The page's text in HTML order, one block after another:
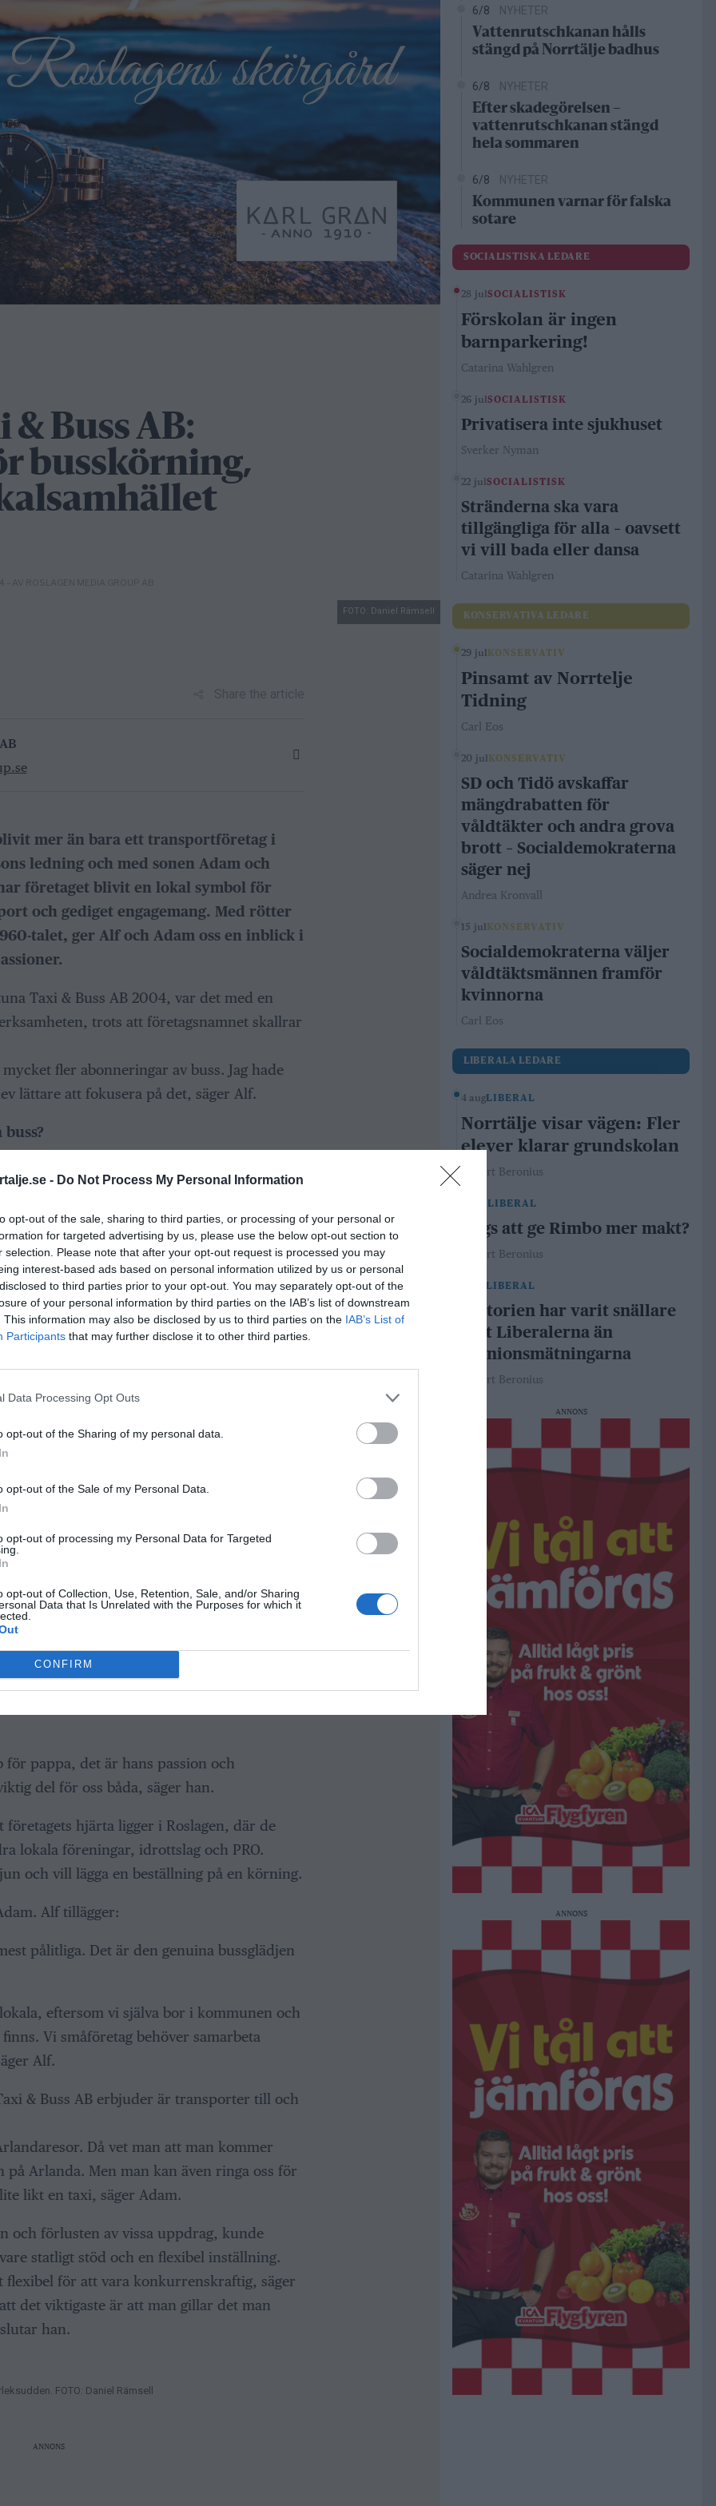
- Do Not Process My Personal Information
opt-out of the sale, sharing to third parties, or processing of your personal or
for targeted advertising by us, please use the below opt-out section to
selection. Please note that after your opt-out request is processed you may
interest-based ads based on personal information utilized by us or personal
to third parties prior to your opt-out. You may separately opt-out of the
of your personal information by third parties on the IAB’s list of downstream
This information may also be disclosed by us to third parties on the IAB’s List of
Participants that may further disclose it to other third parties.
Data Processing Opt Outs
opt-out of the Sharing of my personal data.
opt-out of the Sale of my Personal Data.
opt-out of processing my Personal Data for Targeted
opt-out of Collection, Use, Retention, Sale, and/or Sharing
Data that Is Unrelated with the Purposes for which it
CONFIRM
Buss AB:
busskörning,
– AV ROSLAGEN MEDIA GROUP AB
FOTO: Daniel Rämsell
Share the article
mer än bara ett transportföretag i
ledning och med sonen Adam och
företaget blivit en lokal symbol för
och gediget engagemang. Med rötter
talet, ger Alf och Adam oss en inblick i
Taxi & Buss AB 2004, var det med en
trots att företagsnamnet skallrar
fler abonneringar av buss. Jag hade
lättare att fokusera på det, säger Alf.
man får träffa så mycket nya människor
älskar att köra buss. Jag skulle kunna köra
det, berättar han och skrattar.
arbetar som bilförsäljare, ser fram
och är inte främmande för att köra buss.
av verksamhet är det viktigt att man kan
var som helst och då måste jag också
till gymnasietiden då han drev
tvättade bilar.
bilar som ligger Alf och Adam nära hjärtat.
hjärtan.
nyligen körde BKVs damer till Åland. Jag
väldigt mycket för oss. Jag älskar och är
Rådmansö, fortsätter han. Alf beskriver en
han kör sportlag:
var glada och ropade: “Vad kul, det är Affe
att få höra och ett kvitto på att det man
pappa, det är hans passion och
del för oss båda, säger han.
hjärta ligger i Roslagen, där de
lokala föreningar, idrottslag och PRO.
och vill lägga en beställning på en körning.
Alf tillägger:
pålitliga. Det är den genuina bussglädjen
eftersom vi själva bor i kommunen och
Vi småföretag behöver samarbeta
Alf.
& Buss AB erbjuder är transporter till och
Då vet man att man kommer
Arlanda. Men man kan även ringa oss för
likt en taxi, säger Adam.
och förlusten av vissa uppdrag, kunde
statligt stöd och en flexibel inställning.
flexibel för att vara konkurrenskraftig, säger
det viktigaste är att man gillar det man
han.
FOTO: Daniel Rämsell
ANNONS
6/8 NYHETER
Vattenrutschkanan hålls
stängd på Norrtälje badhus
6/8 NYHETER
Efter skadegörelsen –
vattenrutschkanan stängd
hela sommaren
6/8 NYHETER
Kommunen varnar för falska
sotare
SOCIALISTISKA LEDARE
28 julSOCIALISTISK
Förskolan är ingen
barnparkering!
Catarina Wahlgren
26 julSOCIALISTISK
Privatisera inte sjukhuset
Sverker Nyman
22 julSOCIALISTISK
Stränderna ska vara
tillgängliga för alla – oavsett
vi vill bada eller dansa
Catarina Wahlgren
KONSERVATIVA LEDARE
29 jul KONSERVATIV
Pinsamt av Norrtelje
Tidning
Carl Eos
20 jul KONSERVATIV
SD och Tidö avskaffar
mängdrabatten för
våldtäkter och andra grova
brott – Socialdemokraterna
säger nej
Andrea Kronvall
15 jul KONSERVATIV
Socialdemokraterna väljer
våldtäktsmännen framför
kvinnorna
Carl Eos
LIBERALA LEDARE
4 augLIBERAL
Norrtälje visar vägen: Fler
elever klarar grundskolan
Robert Beronius
29 julLIBERAL
Dags att ge Rimbo mer makt?
Robert Beronius
LIBERAL
Historien har varit snällare
mot Liberalerna än
opinionsmätningarna
Robert Beronius
ANNONS
ANNONS